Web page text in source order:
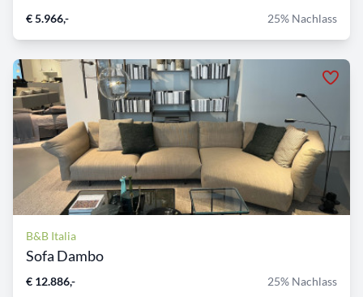
€ 5.966,- 25% Nachlass
B&B Italia
Sofa Dambo
€ 12.886,- 25% Nachlass